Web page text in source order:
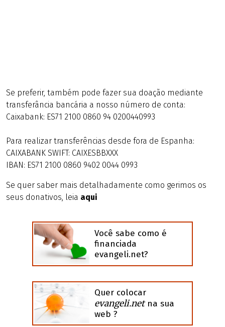
Se preferir, também pode fazer sua doação mediante
transferância bancária a nosso número de conta:
Caixabank: ES71 2100 0860 94 0200440993
Para realizar transferências desde fora de Espanha:
CAIXABANK SWIFT: CAIXESBBXXX
IBAN: ES71 2100 0860 9402 0044 0993
Se quer saber mais detalhadamente como gerimos os
seus donativos, leia aqui
Você sabe como é
financiada
evangeli.net?
Quer colocar
evangeli.netna sua
web ?